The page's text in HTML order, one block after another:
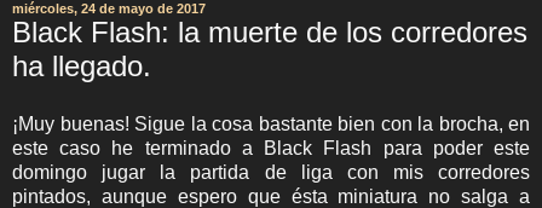
miércoles, 24 de mayo de 2017
Black Flash: la muerte de los corredores
ha llegado.
¡Muy buenas! Sigue la cosa bastante bien con la brocha, en
este caso he terminado a Black Flash para poder este
domingo jugar la partida de liga con mis corredores
pintados, aunque espero que ésta miniatura no salga a